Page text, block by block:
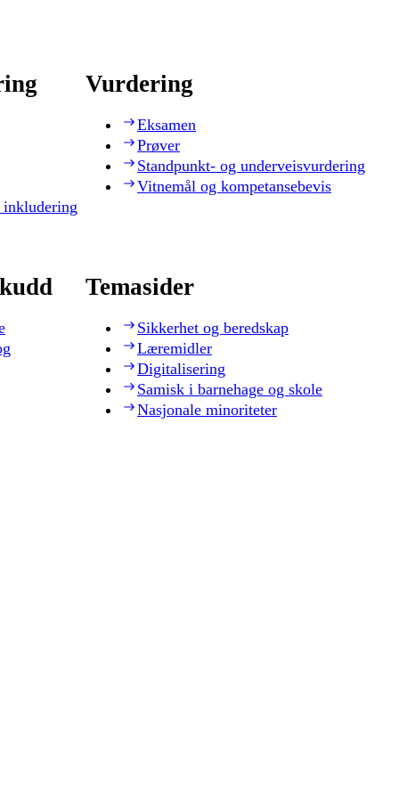
Vurdering
Eksamen
Prøver
Standpunkt- og underveisvurdering
Vitnemål og kompetansebevis
Temasider
Sikkerhet og beredskap
Læremidler
Digitalisering
Samisk i barnehage og skole
Nasjonale minoriteter